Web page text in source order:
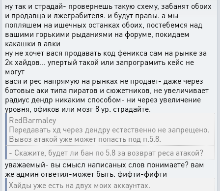
ну так и страдай- провернешь такую схему, забанят обоих
и продавца и лжеграбителя. и будут правы. а мы
попляшем на ишечных останках обоих, постебемся над
вашими горькими рыданиями на форуме, покидаем
какашки в авки
ну не хочет вася продавать код феникса сам на рынке за
2к хайдов... упертый такой или запрограмить кейс не
могут
вася и рес напрямую на рынках не продает- даже через
ботовые аки типа пиратов и сюжетников, не увеличивает
радиус дендр никаким способом- ни через увеличение
уровня, офиков или мозг 8 ур. страдайте.
RedBarmaley
Передавать хд через дендру естественно не запрещено.
Вывоз атакой уже может попасть под п.5.8.
- Скажите, будет ли бан по 5.8 за возврат реса атакой?
уважаемый- вы смысл написаных слов понимаете? вам
же админ ответил-может быть. фифти-фифти
Хайды уже есть на двух моих аккаунтах.